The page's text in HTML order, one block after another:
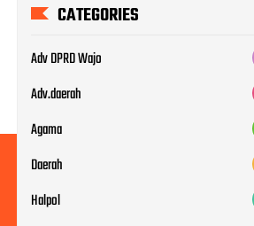
CATEGORIES
Adv DPRD Wajo
Adv.daerah
Agama
Daerah
Halpol